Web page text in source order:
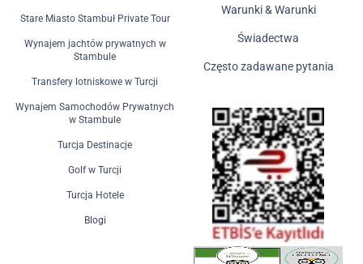
Stare Miasto Stambuł Private Tour
Wynajem jachtów prywatnych w
Stambule
Transfery lotniskowe w Turcji
Wynajem Samochodów Prywatnych
w Stambule
Turcja Destinacje
Golf w Turcji
Turcja Hotele
Blogi
Warunki & Warunki
Świadectwa
Często zadawane pytania